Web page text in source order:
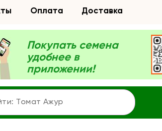
Оплата Доставка
Покупать семена
удобнее в
приложении!